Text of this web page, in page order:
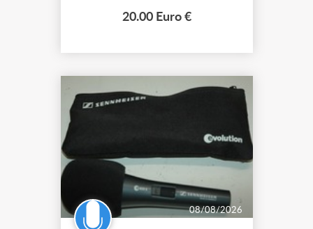
20.00 Euro €
08/08/2026